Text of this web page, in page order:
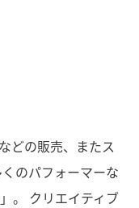
どの販売、またス
のパフォーマーな
。 クリエイティブ